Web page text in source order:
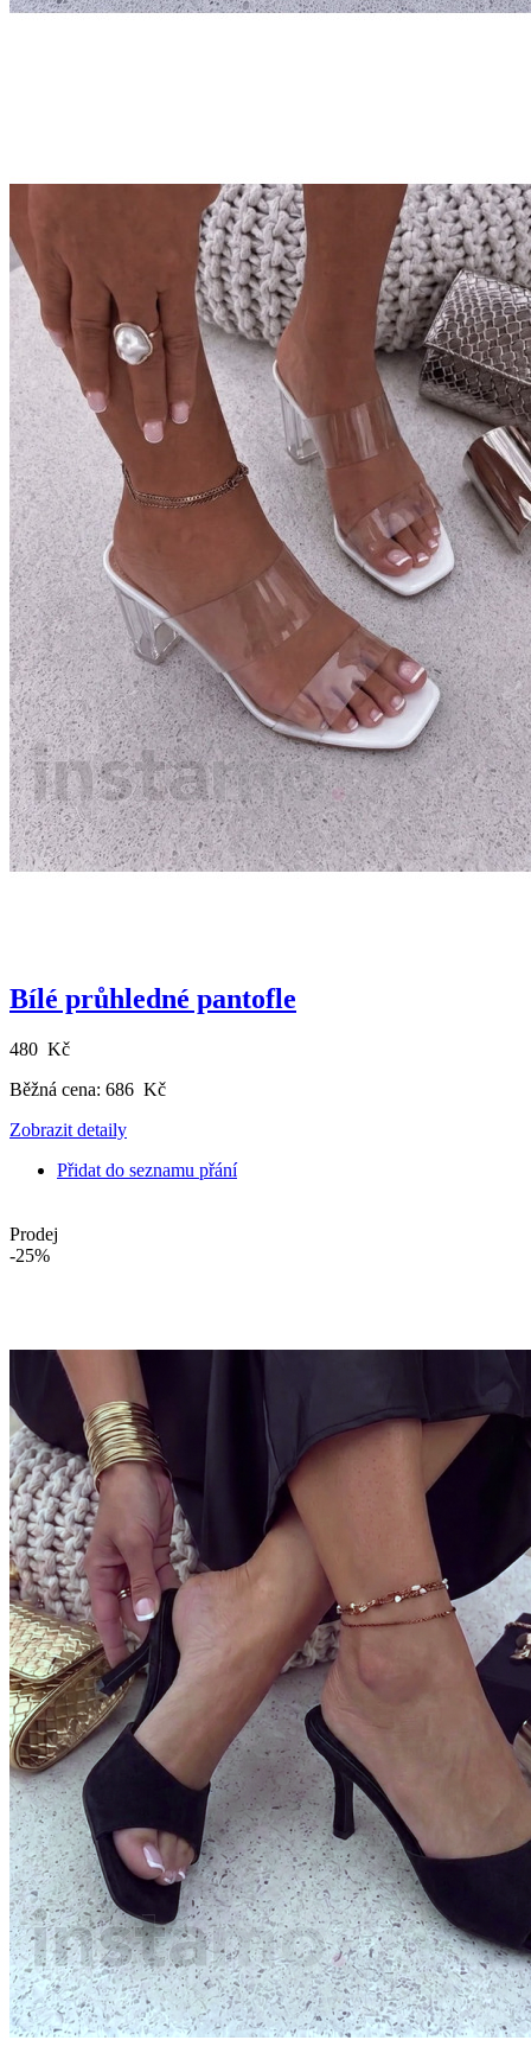
Bílé průhledné pantofle
480 Kč
Běžná cena: 686 Kč
Zobrazit detaily
Přidat do seznamu přání
Prodej
-25%